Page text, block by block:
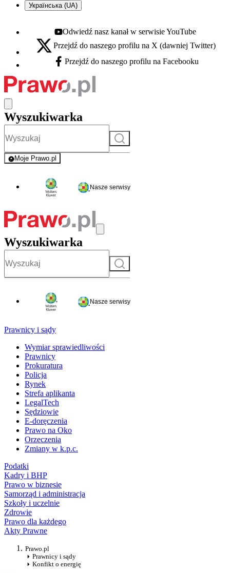
Українська (UA)
Youtube - otwiera się w nowej karcie
Odwiedź nasz kanał w serwisie YouTube
X - otwiera się w nowej karcie
Przejdź do naszego profilu na X (dawniej Twitter)
Facebook - otwiera się w nowej karcie
Przejdź do naszego profilu na Facebooku
Wyszukiwarka
Szukaj
Moje Prawo.pl
- rejestracja i logowanie do serwisu
Nasze serwisy
Wyszukiwarka
Szukaj
Nasze serwisy
Prawnicy i sądy
Wymiar sprawiedliwości
Prawnicy
Prokuratura
Policja
Rynek
Strefa aplikanta
LegalTech
Sędziowie
E-doręczenia
Prawo na Oko
Orzeczenia
Zmiany w k.p.c.
Podatki
Kadry i BHP
Prawo w biznesie
Samorząd i administracja
Szkoły i uczelnie
Zdrowie
Prawo dla każdego
Akty Prawne
Prawo.pl
Prawnicy i sądy
Konfikt o energię